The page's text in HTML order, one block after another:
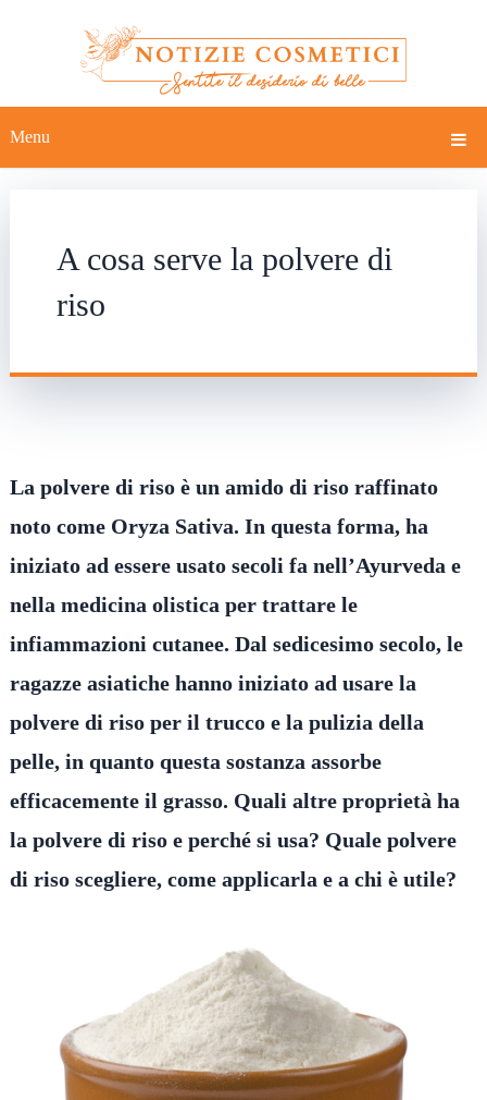
Menu
A cosa serve la polvere di
riso
La polvere di riso è un amido di riso raffinato
noto come Oryza Sativa. In questa forma, ha
iniziato ad essere usato secoli fa nell’Ayurveda e
nella medicina olistica per trattare le
infiammazioni cutanee. Dal sedicesimo secolo, le
ragazze asiatiche hanno iniziato ad usare la
polvere di riso per il trucco e la pulizia della
pelle, in quanto questa sostanza assorbe
efficacemente il grasso. Quali altre proprietà ha
la polvere di riso e perché si usa? Quale polvere
di riso scegliere, come applicarla e a chi è utile?